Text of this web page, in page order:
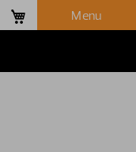
Menu